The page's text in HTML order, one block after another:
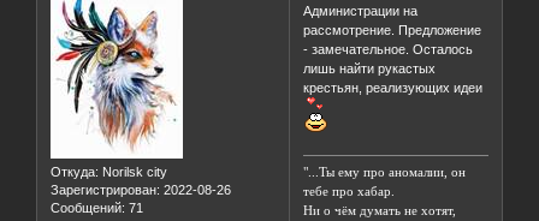
Откуда: Norilsk city
Зарегистрирован: 2022-08-26
Сообщений: 71
Администрации на
рассмотрение. Предложение
- замечательное. Осталось
лишь найти рукастых
крестьян, реализующих идеи
"...Ты ему про аномалии, он
тебе про хабар.
Ни о чём думать не хотят,